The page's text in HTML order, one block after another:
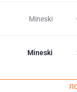
Mineski
Mineski